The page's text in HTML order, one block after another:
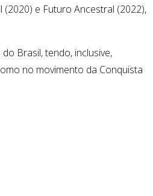
e Futuro Ancestral (2022),
Brasil, tendo, inclusive,
no movimento da Conquista